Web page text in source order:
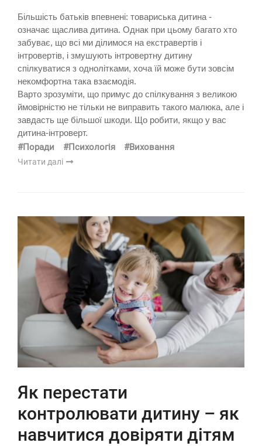
Більшість батьків впевнені: товариська дитина -
означає щаслива дитина. Однак при цьому багато хто
забуває, що всі ми ділимося на екстравертів і
інтровертів, і змушують інтровертну дитину
спілкуватися з однолітками, хоча їй може бути зовсім
некомфортна така взаємодія.
Варто зрозуміти, що примус до спілкування з великою
ймовірністю не тільки не виправить такого малюка, але і
завдасть ще більшої шкоди. Що робити, якщо у вас
дитина-інтроверт.
#Поради #Психологія #Виховання
Читати далі
Як перестати
контролювати дитину – як
навчитися довіряти дітям